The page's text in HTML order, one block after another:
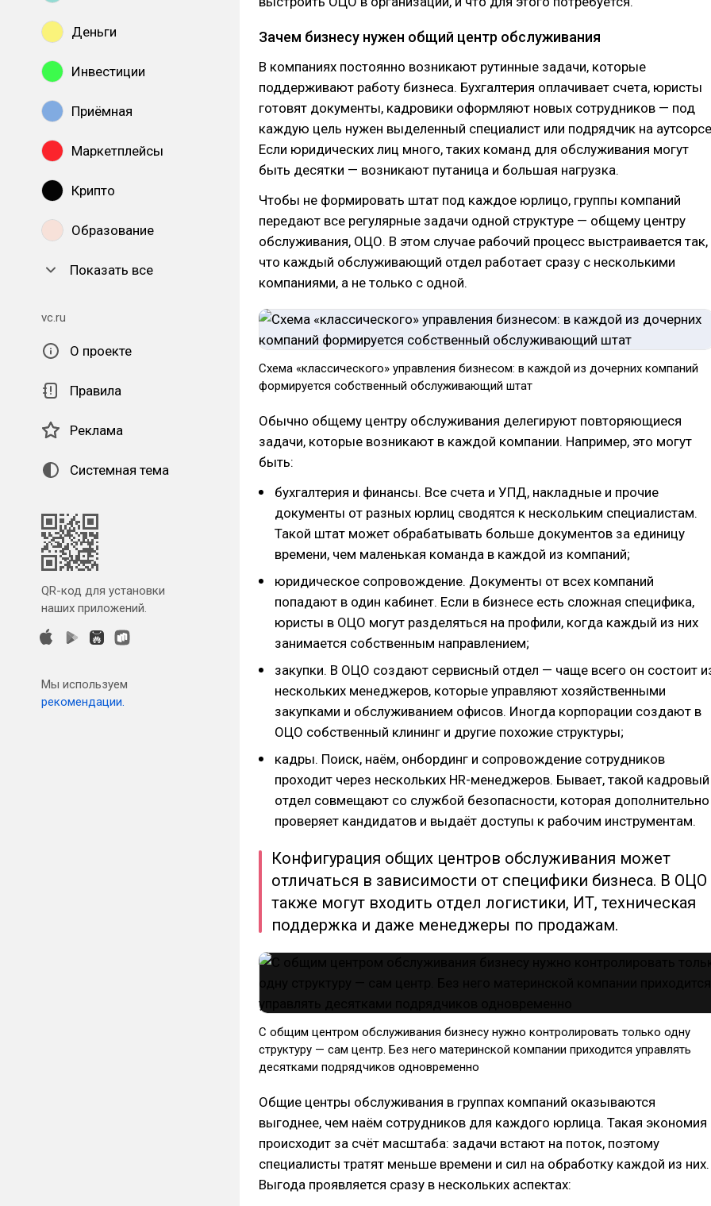
Деньги
Инвестиции
Приёмная
Маркетплейсы
Крипто
Образование
Показать все
vc.ru
О проекте
Правила
Реклама
Системная тема
QR-код для установки
наших приложений.
Мы используем
рекомендации.
Зачем бизнесу нужен общий центр обслуживания
В компаниях постоянно возникают рутинные задачи, которые
поддерживают работу бизнеса. Бухгалтерия оплачивает счета, юристы
готовят документы, кадровики оформляют новых сотрудников — под
каждую цель нужен выделенный специалист или подрядчик на
Если юридических лиц много, таких команд для обслуживания могут
быть десятки — возникают путаница и большая нагрузка.
Чтобы не формировать штат под каждое юрлицо, группы компаний
передают все регулярные задачи одной структуре — общему центру
обслуживания, ОЦО. В этом случае рабочий процесс выстраивается так,
что каждый обслуживающий отдел работает сразу с несколькими
компаниями, а не только с одной.
Схема «классического» управления бизнесом: в каждой из дочерних компаний
формируется собственный обслуживающий штат
Обычно общему центру обслуживания делегируют повторяющиеся
задачи, которые возникают в каждой компании. Например, это могут
быть:
бухгалтерия и финансы. Все счета и УПД, накладные и прочие
документы от разных юрлиц сводятся к нескольким специалистам.
Такой штат может обрабатывать больше документов за единицу
времени, чем маленькая команда в каждой из компаний;
юридическое сопровождение. Документы от всех компаний
попадают в один кабинет. Если в бизнесе есть сложная специфика,
юристы в ОЦО могут разделяться на профили, когда каждый из них
занимается собственным направлением;
закупки. В ОЦО создают сервисный отдел — чаще всего он состоит
нескольких менеджеров, которые управляют хозяйственными
закупками и обслуживанием офисов. Иногда корпорации создают в
ОЦО собственный клининг и другие похожие структуры;
кадры. Поиск, наём, онбординг и сопровождение сотрудников
проходит через нескольких HR-менеджеров. Бывает, такой кадровый
отдел совмещают со службой безопасности, которая дополнительно
проверяет кандидатов и выдаёт доступы к рабочим инструментам.
Конфигурация общих центров обслуживания может
отличаться в зависимости от специфики бизнеса. В ОЦО
также могут входить отдел логистики, ИТ, техническая
поддержка и даже менеджеры по продажам.
С общим центром обслуживания бизнесу нужно контролировать только одну
структуру — сам центр. Без него материнской компании приходится управлять
десятками подрядчиков одновременно
Общие центры обслуживания в группах компаний оказываются
выгоднее, чем наём сотрудников для каждого юрлица. Такая экономия
происходит за счёт масштаба: задачи встают на поток, поэтому
специалисты тратят меньше времени и сил на обработку каждой из них.
Выгода проявляется сразу в нескольких аспектах: